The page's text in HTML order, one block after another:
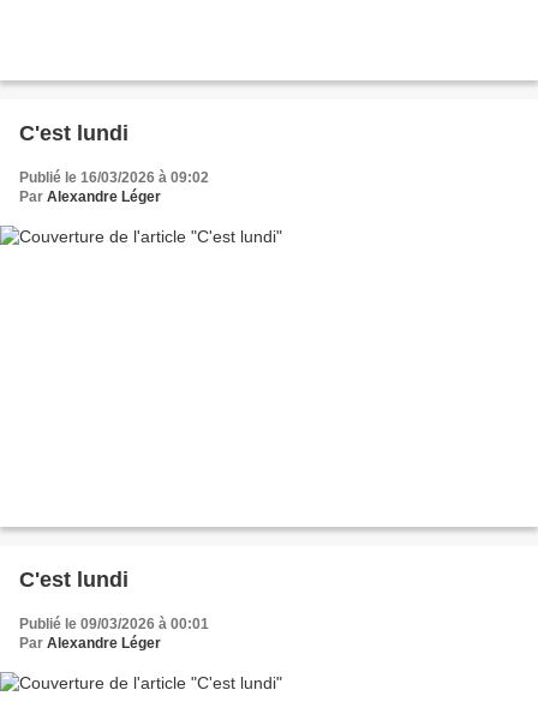
C'est lundi
Publié le 16/03/2026 à 09:02
Par Alexandre Léger
C'est lundi
Publié le 09/03/2026 à 00:01
Par Alexandre Léger